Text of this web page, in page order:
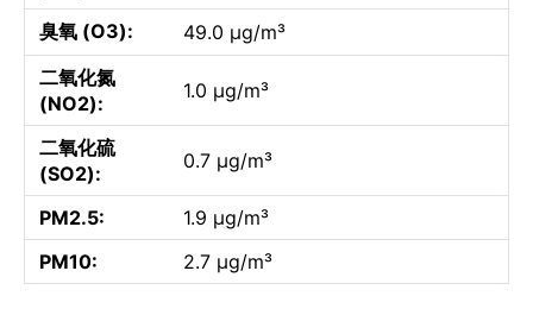
臭氧 (O3):
49.0 µg/m³
二氧化氮
(NO2):
1.0 µg/m³
二氧化硫
(SO2):
0.7 µg/m³
PM2.5:
1.9 µg/m³
PM10:
2.7 µg/m³